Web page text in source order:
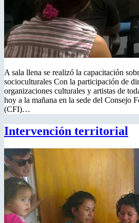
A sala llena se realizó la capacitación
socioculturales Con la participación de
organizaciones culturales y artistas de
hoy a la mañana en la sede del Consejo
(CFI)…
Intervención territorial